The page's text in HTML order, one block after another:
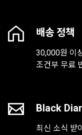
배송 정책
30,000원 이
조건부 무료
Black
최신 소식 받